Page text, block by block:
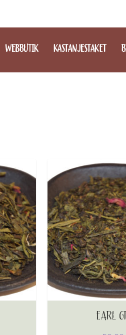
WEBBUTIK KASTANJESTAKET
EARL